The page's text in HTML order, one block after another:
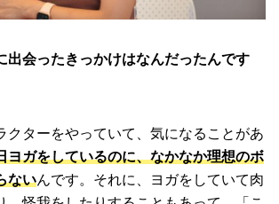
会ったきっかけはなんだったんです
クターをやっていて、気になることがあ
ヨガをしているのに、なかなか理想のボ
ないんです。それに、ヨガをしていて肉